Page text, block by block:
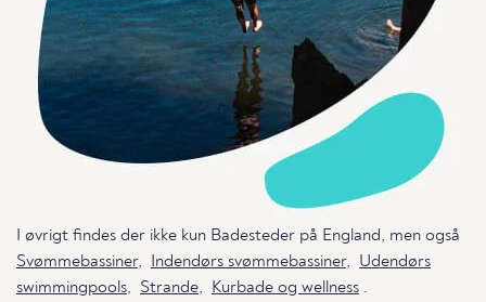
I øvrigt findes der ikke kun Badesteder på England, men også
Svømmebassiner, Indendørs svømmebassiner, Udendørs
swimmingpools, Strande, Kurbade og wellness .